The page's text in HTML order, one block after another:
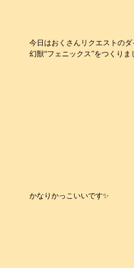
今日はおくさんリクエストのダ
幻獣“フェニックス”をつくりま
かなりかっこいいです✨